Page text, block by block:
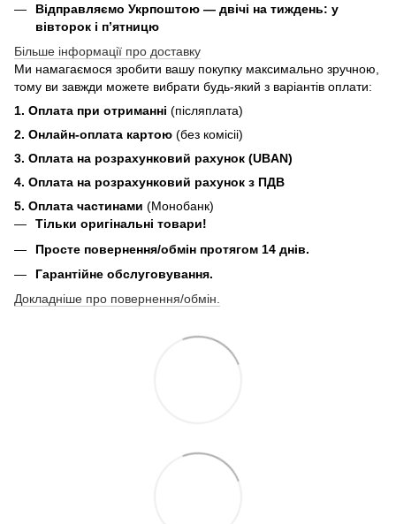
Відправляємо Укрпоштою — двічі на тиждень: у
вівторок і п’ятницю
Більше інформації про доставку
Ми намагаємося зробити вашу покупку максимально зручною,
тому ви завжди можете вибрати будь-який з варіантів оплати:
1. Оплата при отриманні (післяплата)
2. Онлайн-оплата картою (без комісіі)
3. Оплата на розрахунковий рахунок (UBAN)
4. Оплата на розрахунковий рахунок з ПДВ
5. Оплата частинами (Монобанк)
Тільки оригінальні товари!
Просте повернення/обмін протягом 14 днів.
Гарантійне обслуговування.
Докладніше про повернення/обмін.